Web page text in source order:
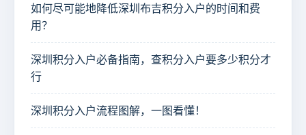
如何尽可能地降低深圳布吉积分入户的时间和费
用？
深圳积分入户必备指南，查积分入户要多少积分才
行
深圳积分入户流程图解，一图看懂！